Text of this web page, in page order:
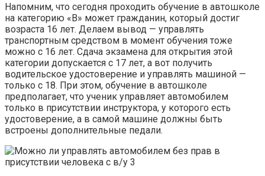
Напомним, что сегодня проходить обучение в автошколе
на категорию «В» может гражданин, который достиг
возраста 16 лет. Делаем вывод — управлять
транспортным средством в момент обучения тоже
можно с 16 лет. Сдача экзамена для открытия этой
категории допускается с 17 лет, а вот получить
водительское удостоверение и управлять машиной —
только с 18. При этом, обучение в автошколе
предполагает, что ученик управляет автомобилем
только в присутствии инструктора, у которого есть
удостоверение, а в самой машине должны быть
встроены дополнительные педали.